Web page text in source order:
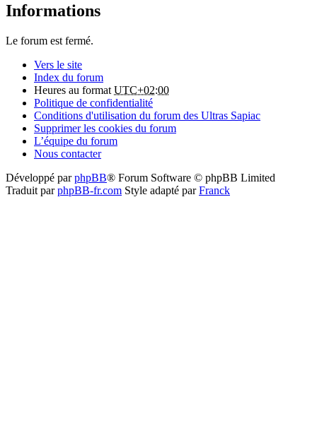
Informations
Le forum est fermé.
Vers le site
Index du forum
Heures au format UTC+02:00
Politique de confidentialité
Conditions d'utilisation du forum des Ultras Sapiac
Supprimer les cookies du forum
L’équipe du forum
Nous contacter
Développé parphpBB® Forum Software © phpBB Limited
Traduit parphpBB-fr.com Style adapté parFranck